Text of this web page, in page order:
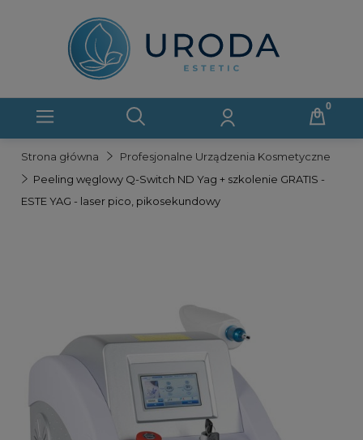
Strona główna
Profesjonalne Urządzenia Kosmetyczne
Peeling węglowy Q-Switch ND Yag + szkolenie GRATIS -
ESTE YAG - laser pico, pikosekundowy